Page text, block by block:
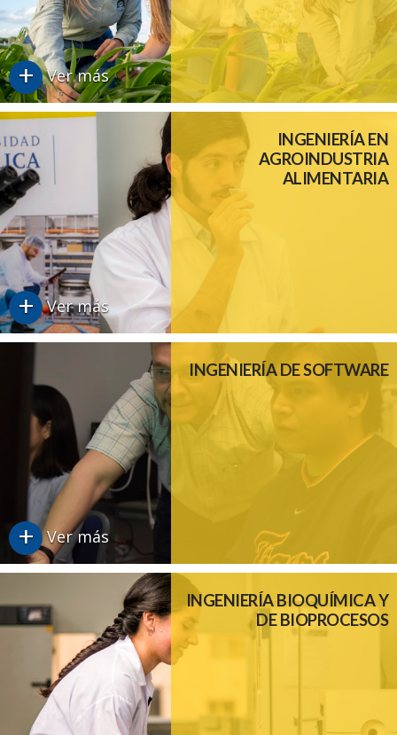
+ Ver más
INGENIERÍA EN
AGROINDUSTRIA
ALIMENTARIA
+ Ver más
INGENIERÍA DE SOFTWARE
+ Ver más
INGENIERÍA BIOQUÍMICA Y
DE BIOPROCESOS